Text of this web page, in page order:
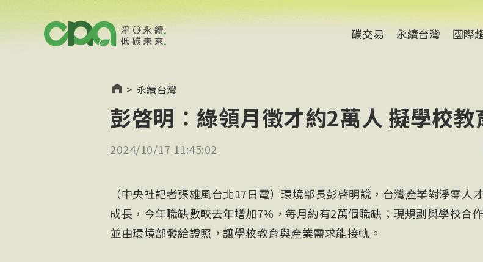
碳交易 永續台灣 國際
> 永續台灣
彭啓明：綠領月徵才約2萬人 擬學校教
2024/10/17 11:45:02
（中央社記者張雄風台北17日電）環境部長彭啓明說，台灣產業對淨零人
成長，今年職缺數較去年增加7%，每月約有2萬個職缺；現規劃與學校合作
並由環境部發給證照，讓學校教育與產業需求能接軌。